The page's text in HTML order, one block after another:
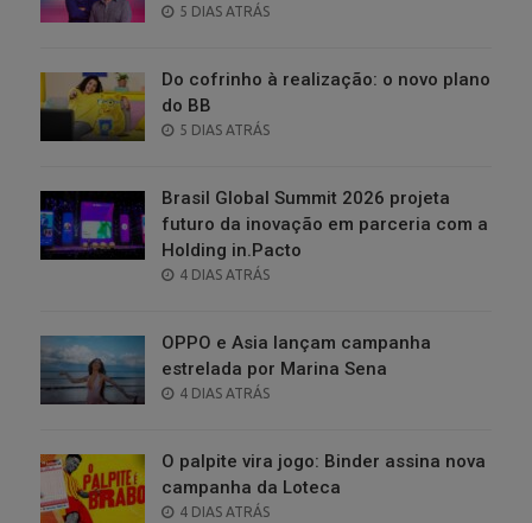
POSTED
5 DIAS ATRÁS
Do cofrinho à realização: o novo plano
do BB
POSTED
5 DIAS ATRÁS
Brasil Global Summit 2026 projeta
futuro da inovação em parceria com a
Holding in.Pacto
POSTED
4 DIAS ATRÁS
OPPO e Asia lançam campanha
estrelada por Marina Sena
POSTED
4 DIAS ATRÁS
O palpite vira jogo: Binder assina nova
campanha da Loteca
POSTED
4 DIAS ATRÁS